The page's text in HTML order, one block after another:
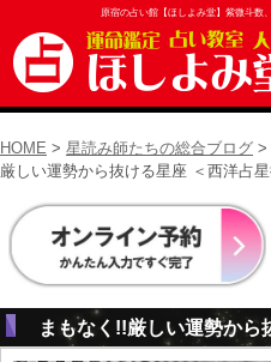
原宿の占い館【ほしよみ堂】紫微斗数
HOME > 星読み師たちの総合ブログ >
厳しい運勢から抜ける星座 ＜西洋占星
まもなく!!厳しい運勢から